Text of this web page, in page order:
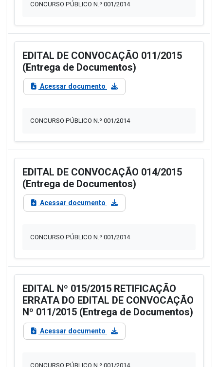
CONCURSO PÚBLICO N.º 001/2014
EDITAL DE CONVOCAÇÃO 011/2015
(Entrega de Documentos)
Acessar documento
CONCURSO PÚBLICO N.º 001/2014
EDITAL DE CONVOCAÇÃO 014/2015
(Entrega de Documentos)
Acessar documento
CONCURSO PÚBLICO N.º 001/2014
EDITAL Nº 015/2015 RETIFICAÇÃO
ERRATA DO EDITAL DE CONVOCAÇÃO
Nº 011/2015 (Entrega de Documentos)
Acessar documento
CONCURSO PÚBLICO N.º 001/2014